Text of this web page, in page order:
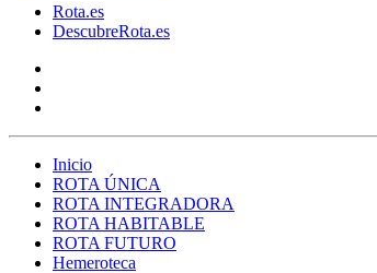
Rota.es
DescubreRota.es
Inicio
ROTA ÚNICA
ROTA INTEGRADORA
ROTA HABITABLE
ROTA FUTURO
Hemeroteca